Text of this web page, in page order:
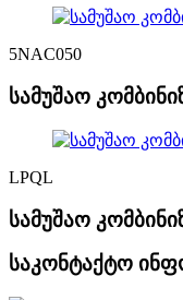
5NAC050
სამუშაო
LPQL
სამუშაო
საკონტაქტო